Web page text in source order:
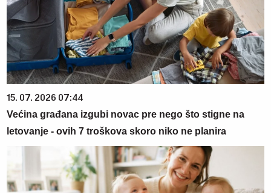
15. 07. 2026 07:44
Većina građana izgubi novac pre nego što stigne na
letovanje - ovih 7 troškova skoro niko ne planira